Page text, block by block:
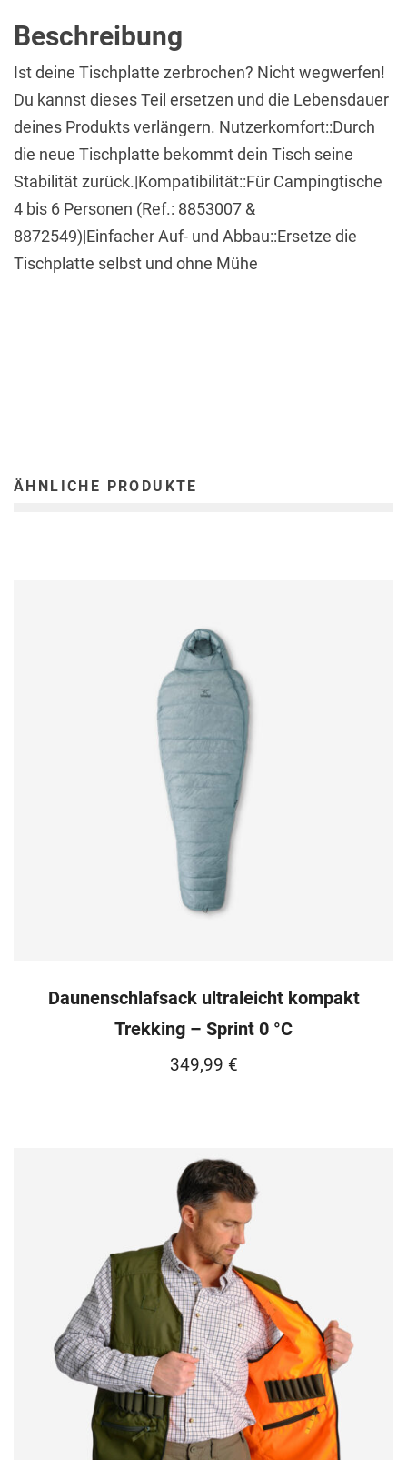
Beschreibung
Ist deine Tischplatte zerbrochen? Nicht wegwerfen!
Du kannst dieses Teil ersetzen und die Lebensdauer
deines Produkts verlängern. Nutzerkomfort::Durch
die neue Tischplatte bekommt dein Tisch seine
Stabilität zurück.|Kompatibilität::Für Campingtische
4 bis 6 Personen (Ref.: 8853007 &
8872549)|Einfacher Auf- und Abbau::Ersetze die
Tischplatte selbst und ohne Mühe
ÄHNLICHE PRODUKTE
Daunenschlafsack ultraleicht kompakt
Trekking – Sprint 0 °C
349,99 €